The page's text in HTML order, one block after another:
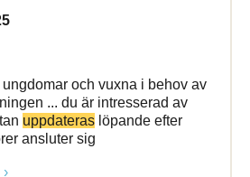
och vuxna i behov av
... du är intresserad av
uppdateras löpande efter
ansluter sig